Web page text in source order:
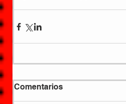
Comentarios